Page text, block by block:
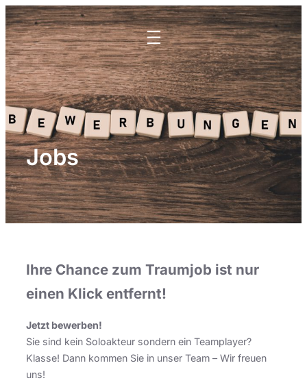
Zum
Inhalt
springen
Jobs
Ihre Chance zum Traumjob ist nur
einen Klick entfernt!
Jetzt bewerben!
Sie sind kein Soloakteur sondern ein Teamplayer?
Klasse! Dann kommen Sie in unser Team – Wir freuen
uns!